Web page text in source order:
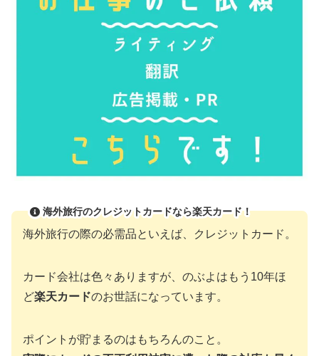
海外旅行のクレジットカードなら楽天カード！
海外旅行の際の必需品といえば、クレジットカード。
カード会社は色々ありますが、のぶよはもう10年ほ
ど楽天カードのお世話になっています。
ポイントが貯まるのはもちろんのこと。